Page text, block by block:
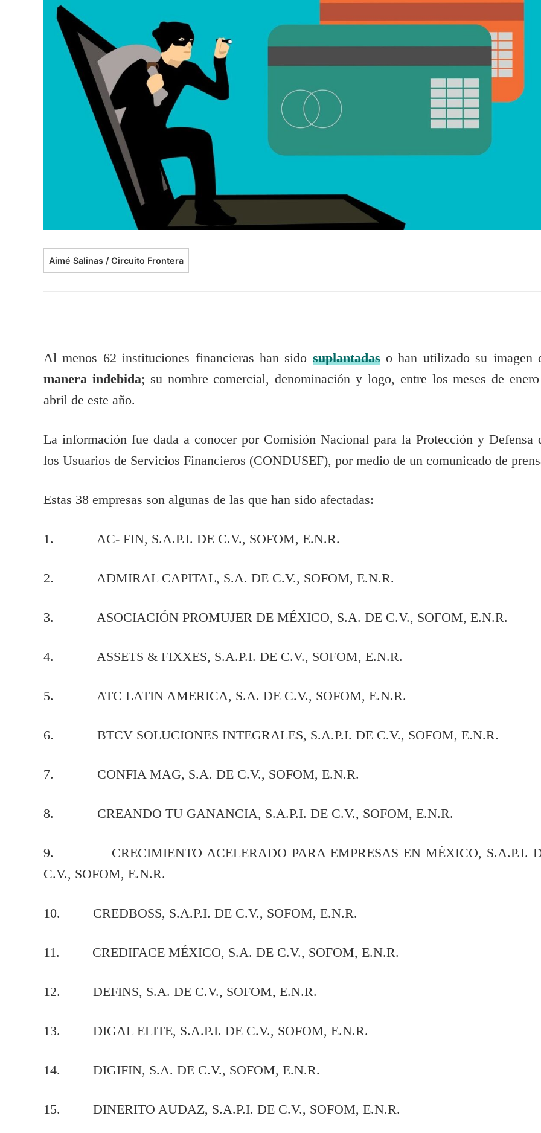
Aimé Salinas / Circuito Frontera
Al menos 62 instituciones financieras han sido suplantadaso han utilizado su imagen
manera indebida; su nombre comercial, denominación y logo, entre los meses de
abril de este año.
La información fue dada a conocer por Comisión Nacional para la Protección y Defensa
los Usuarios de Servicios Financieros (CONDUSEF), por medio de un comunicado de
Estas 38 empresas son algunas de las que han sido afectadas:
1. AC- FIN, S.A.P.I. DE C.V., SOFOM, E.N.R.
2. ADMIRAL CAPITAL, S.A. DE C.V., SOFOM, E.N.R.
3. ASOCIACIÓN PROMUJER DE MÉXICO, S.A. DE C.V., SOFOM, E.N.R.
4. ASSETS & FIXXES, S.A.P.I. DE C.V., SOFOM, E.N.R.
5. ATC LATIN AMERICA, S.A. DE C.V., SOFOM, E.N.R.
6. BTCV SOLUCIONES INTEGRALES, S.A.P.I. DE C.V., SOFOM, E.N.R.
7. CONFIA MAG, S.A. DE C.V., SOFOM, E.N.R.
8. CREANDO TU GANANCIA, S.A.P.I. DE C.V., SOFOM, E.N.R.
9. CRECIMIENTO ACELERADO PARA EMPRESAS EN MÉXICO, S.A.P.I.
C.V., SOFOM, E.N.R.
10. CREDBOSS, S.A.P.I. DE C.V., SOFOM, E.N.R.
11. CREDIFACE MÉXICO, S.A. DE C.V., SOFOM, E.N.R.
12. DEFINS, S.A. DE C.V., SOFOM, E.N.R.
13. DIGAL ELITE, S.A.P.I. DE C.V., SOFOM, E.N.R.
14. DIGIFIN, S.A. DE C.V., SOFOM, E.N.R.
15. DINERITO AUDAZ, S.A.P.I. DE C.V., SOFOM, E.N.R.